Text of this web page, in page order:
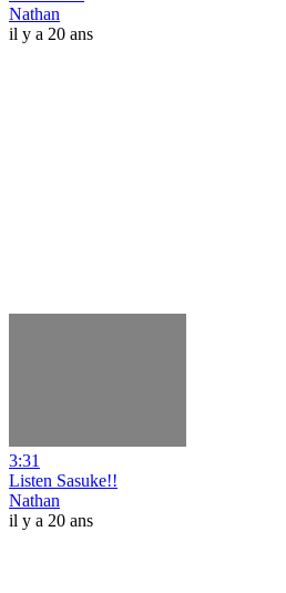
Nathan
il y a 20 ans
3:31
Listen Sasuke!!
Nathan
il y a 20 ans